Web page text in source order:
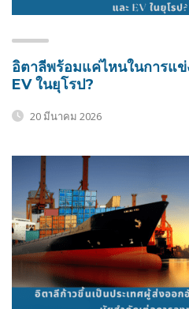
อิตาลีพร้อมแค่ไหนในการแ
EV ในยุโรป?
20 มีนาคม 2026